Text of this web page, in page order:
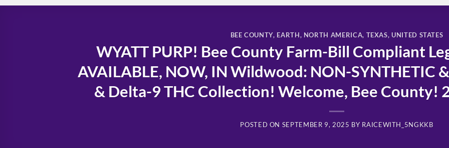
BEE COUNTY, EARTH, NORTH AMERICA, TEXAS,UNITED STATES
WYATT PURP! Bee County Farm-Bill Compliant
AVAILABLE, NOW, IN Wildwood: NON-SYNTHETIC
& Delta-9 THC Collection! Welcome, Bee County!
POSTED ON SEPTEMBER 9, 2025 BY RAICEWITH_5NGKKB